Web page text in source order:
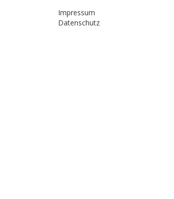
Impressum
Datenschutz